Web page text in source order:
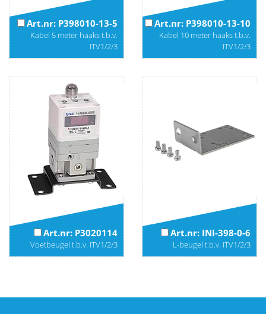
Art.nr: P398010-13-5
Kabel 5 meter haaks t.b.v.
ITV1/2/3
Art.nr: P398010-13-10
Kabel 10 meter haaks t.b.v.
ITV1/2/3
Art.nr: P3020114
Voetbeugel t.b.v. ITV1/2/3
Art.nr: INI-398-0-6
L-beugel t.b.v. ITV1/2/3